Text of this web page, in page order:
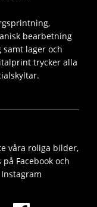
bearbetning
lager och
trycker alla
våra roliga bilder,
på Facebook och
Instagram